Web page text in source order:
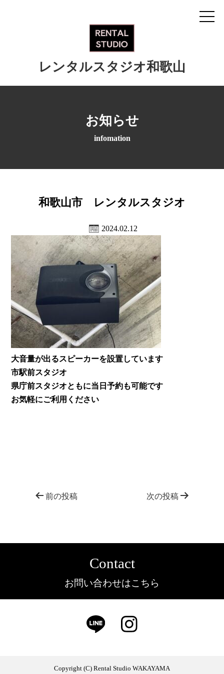
レンタルスタジオ和歌山
お知らせ
infomation
和歌山市 レンタルスタジオ
2024.02.12
大音量が出るスピーカーを設置しています
市駅前スタジオ
県庁前スタジオともに当日予約も可能です
お気軽にご利用ください
前の投稿 次の投稿
Contact
お問い合わせはこちら
Copyright (C) Rental Studio WAKAYAMA